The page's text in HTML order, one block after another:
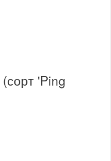
'Ping